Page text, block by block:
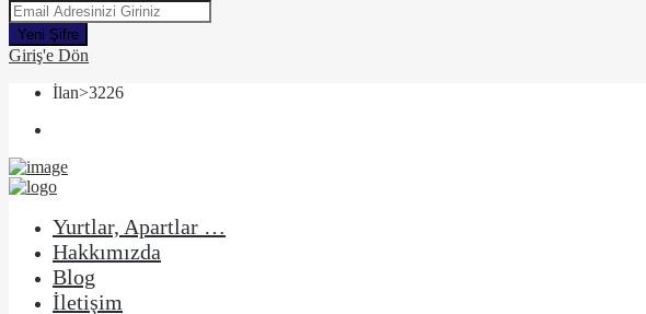
Yeni Şifre
Giriş'e Dön
İlan>3226
Yurtlar, Apartlar …
Hakkımızda
Blog
İletişim